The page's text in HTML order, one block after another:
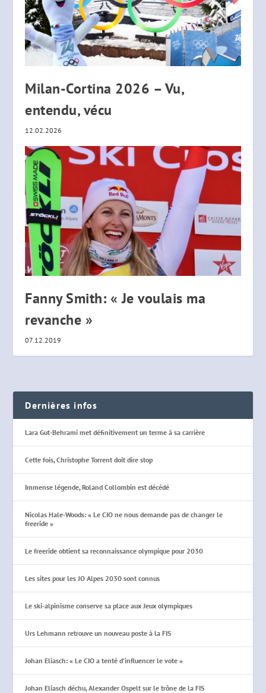
Milan-Cortina 2026 – Vu,
entendu, vécu
12.02.2026
Fanny Smith: « Je voulais ma
revanche »
07.12.2019
Dernières infos
Lara Gut-Behrami met définitivement un terme à sa carrière
Cette fois, Christophe Torrent doit dire stop
Immense légende, Roland Collombin est décédé
Nicolas Hale-Woods: « Le CIO ne nous demande pas de changer le
freeride »
Le freeride obtient sa reconnaissance olympique pour 2030
Les sites pour les JO Alpes 2030 sont connus
Le ski-alpinisme conserve sa place aux Jeux olympiques
Urs Lehmann retrouve un nouveau poste à la FIS
Johan Eliasch: « Le CIO a tenté d’influencer le vote »
Johan Eliasch déchu, Alexander Ospelt sur le trône de la FIS